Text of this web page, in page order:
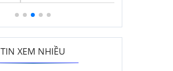
TIN XEM NHIỀU